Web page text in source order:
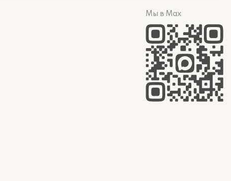
Мы в Max